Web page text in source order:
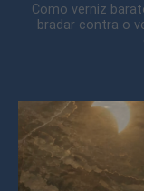
Como verniz
bradar contra o